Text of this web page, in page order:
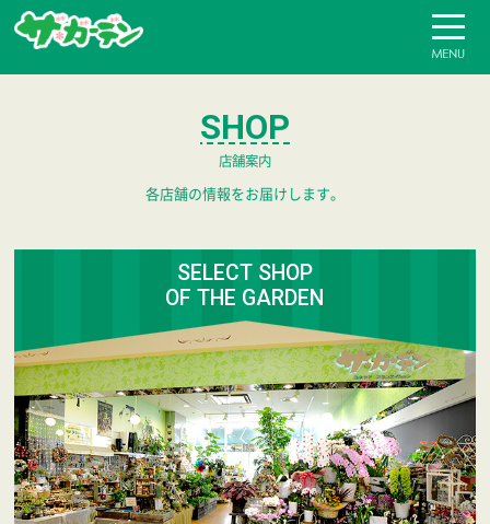
花と緑に囲まれた豊かな暮らしをお手伝い ザ･ガーデ
SHOP
店舗案内
各店舗の情報をお届けします。
SELECT SHOP
OF THE GARDEN